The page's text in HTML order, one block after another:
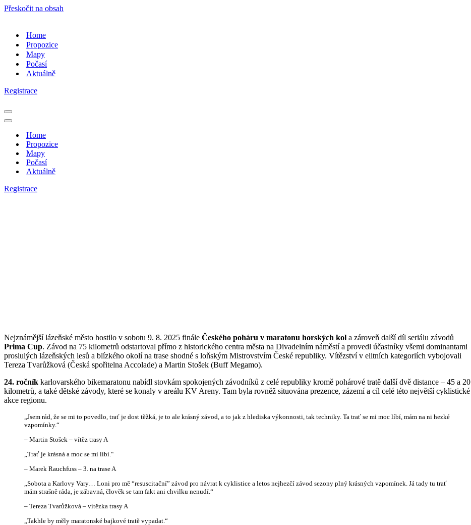
Přeskočit na obsah
Home
Propozice
Mapy
Počasí
Aktuálně
Registrace
Navigační
menu
Navigační
Home
Propozice
Mapy
Počasí
Aktuálně
Registrace
Nejznámější lázeňské město hostilo v sobotu 9. 8. 2025 finále Českého poháru v maratonu horských kol a zároveň další díl seriálu závodů
Prima Cup. Závod na 75 kilometrů odstartoval přímo z historického centra města na Divadelním náměstí a provedl účastníky všemi dominantami
proslulých lázeňských lesů a blízkého okolí na trase shodné s loňským Mistrovstvím České republiky. Vítězství v elitních kategoriích vybojovali
Tereza Tvarůžková (Česká spořitelna Accolade) a Martin Stošek (Buff Megamo).
24. ročník karlovarského bikemaratonu nabídl stovkám spokojených závodníků z celé republiky kromě pohárové tratě další dvě distance – 45 a 20
kilometrů, a také dětské závody, které se konaly v areálu KV Areny. Tam byla rovněž situována prezence, zázemí a cíl celé této největší cyklistické
akce regionu.
„Jsem rád, že se mi to povedlo, trať je dost těžká, je to ale krásný závod, a to jak z hlediska výkonnosti, tak techniky. Ta trať se mi moc líbí, mám na ni hezké
vzpomínky.“
– Martin Stošek – vítěz trasy A
„Trať je krásná a moc se mi líbí.“
– Marek Rauchfuss – 3. na trase A
„Sobota a Karlovy Vary… Loni pro mě “resuscitační” závod pro návrat k cyklistice a letos nejhezčí závod sezony plný krásných vzpomínek. Já tady tu trať
mám strašně ráda, je zábavná, člověk se tam fakt ani chvilku nenudí.“
– Tereza Tvarůžková – vítězka trasy A
„Takhle by měly maratonské bajkové tratě vypadat.“